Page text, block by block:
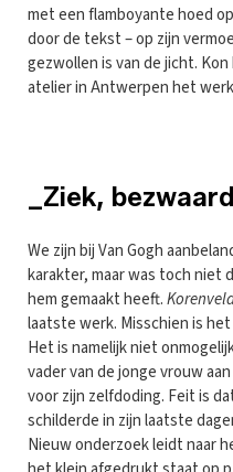
met een flamboyante hoed
door de tekst – op zijn
gezwollen is van de jicht.
atelier in Antwerpen het
_Ziek,
We zijn bij Van Gogh
karakter, maar was toch niet
hem gemaakt heeft.
laatste werk. Misschien is het
Het is namelijk niet
vader van de jonge vrouw
voor zijn zelfdoding. Feit is
schilderde in zijn laatste
Nieuw onderzoek leidt naar